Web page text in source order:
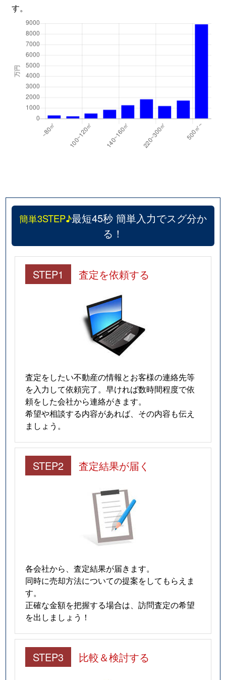
す。
簡単3STEP♪最短45秒 簡単入力でスグ分か
る！
STEP1 査定を依頼する
査定をしたい不動産の情報とお客様の連絡先等
を入力して依頼完了。早ければ数時間程度で依
頼をした会社から連絡がきます。
希望や相談する内容があれば、その内容も伝え
ましょう。
STEP2 査定結果が届く
各会社から、査定結果が届きます。
同時に売却方法についての提案をしてもらえま
す。
正確な金額を把握する場合は、訪問査定の希望
を出しましょう！
STEP3 比較＆検討する